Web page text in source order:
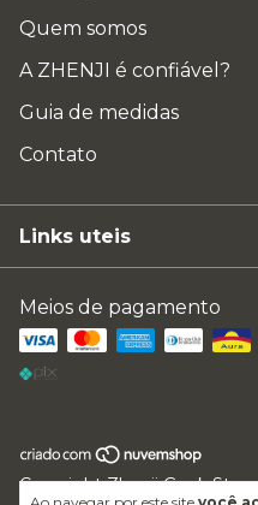
Quem somos
A ZHENJI é confiável?
Guia de medidas
Contato
Links uteis
Meios de pagamento
Copyright Zhenji Geek